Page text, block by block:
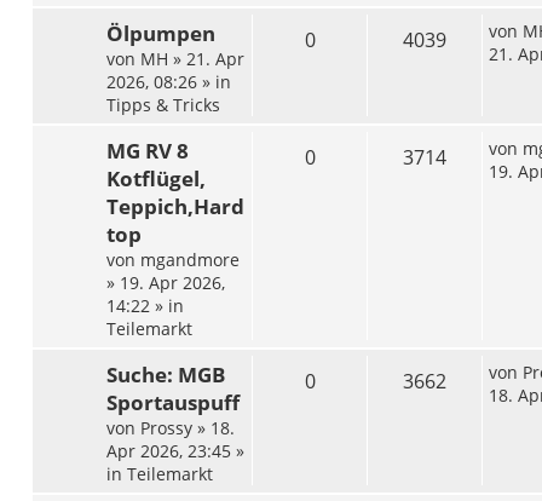
Ölpumpen
von MH » 21. Apr
2026, 08:26 » in
Tipps & Tricks
0 4039 von
21.
MG RV 8
Kotflügel,
Teppich,Hard
top
von mgandmore
» 19. Apr 2026,
14:22 » in
Teilemarkt
0 3714 von
19.
Suche: MGB
Sportauspuff
von Prossy » 18.
Apr 2026, 23:45 »
in Teilemarkt
0 3662 von
18.